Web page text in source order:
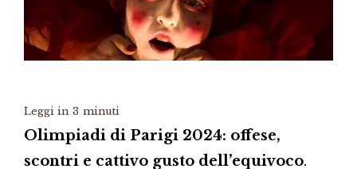
Leggi in 3 minuti
Olimpiadi di Parigi 2024: offese,
scontri e cattivo gusto dell’equivoco.